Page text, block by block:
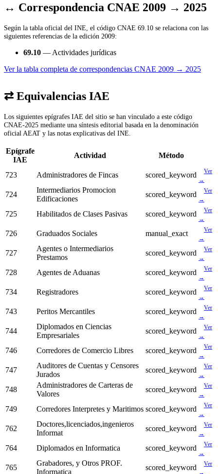
↔ Correspondencia CNAE 2009 → 2025
Según la tabla oficial del INE, el código CNAE 69.10 se relaciona con las
siguientes referencias de la edición 2009:
69.10 — Actividades jurídicas
Ver la tabla completa de correspondencias CNAE 2009 → 2025
⇄ Equivalencias IAE
Los siguientes epígrafes IAE del sitio se han vinculado a este código
CNAE-2025 mediante una síntesis editorial basada en la denominación
oficial AEAT y las notas explicativas del INE.
Epígrafe
IAE
Actividad Método
723 Administradores de Fincas scored_keyword
Ver
→
724
Intermediarios Promocion
Edificaciones
scored_keyword
Ver
→
725 Habilitados de Clases Pasivas scored_keyword
Ver
→
726 Graduados Sociales manual_exact
Ver
→
727
Agentes o Intermediarios
Prestamos
scored_keyword
Ver
→
728 Agentes de Aduanas scored_keyword
Ver
→
734 Registradores scored_keyword
Ver
→
743 Peritos Mercantiles scored_keyword
Ver
→
744
Diplomados en Ciencias
Empresariales
scored_keyword
Ver
→
746 Corredores de Comercio Libres scored_keyword
Ver
→
747
Auditores de Cuentas y Censores
Jurados
scored_keyword
Ver
→
748
Administradores de Carteras de
Valores
scored_keyword
Ver
→
749 Corredores Interpretes y Maritimos scored_keyword
Ver
→
762
Doctores,licenciados,ingenieros
Informat
scored_keyword
Ver
→
764 Diplomados en Informatica scored_keyword
Ver
→
765
Grabadores, y Otros PROF.
Informatica
scored_keyword
Ver
→